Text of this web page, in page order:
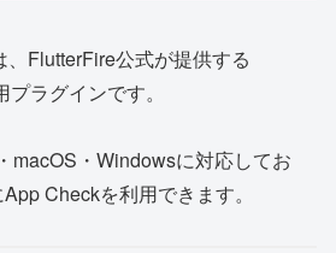
FlutterFire公式が提供する
ラグインです。
macOS・Windowsに対応してお
Checkを利用できます。